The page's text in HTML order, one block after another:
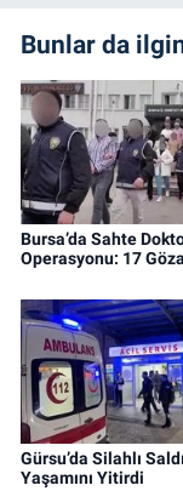
Bunlar da
Bursa’da Sahte
Operasyonu: 17
Gürsu’da Silahlı
Yaşamını Yitirdi